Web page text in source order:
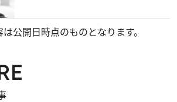
公開日時点のものとなります。